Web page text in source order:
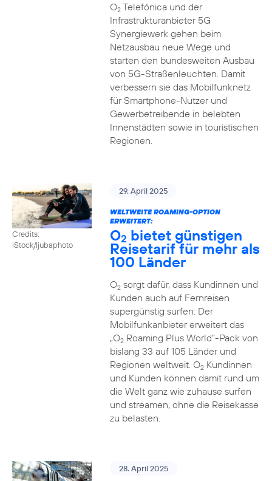
O2Telefónica und der
Infrastrukturanbieter 5G
Synergiewerk gehen beim
Netzausbau neue Wege und
starten den bundesweiten Ausbau
von 5G-Straßenleuchten. Damit
verbessern sie das Mobilfunknetz
für Smartphone-Nutzer und
Gewerbetreibende in belebten
Innenstädten sowie in touristischen
Regionen.
Credits:
iStock/ljubaphoto
29. April 2025
WELTWEITE ROAMING-OPTION
ERWEITERT:
O2 bietet günstigen
Reisetarif für mehr als
100 Länder
O2sorgt dafür, dass Kundinnen und
Kunden auch auf Fernreisen
supergünstig surfen: Der
Mobilfunkanbieter erweitert das
„O2Roaming Plus World“-Pack von
bislang 33 auf 105 Länder und
Regionen weltweit. O2Kundinnen
und Kunden können damit rund um
die Welt ganz wie zuhause surfen
und streamen, ohne die Reisekasse
zu belasten.
28. April 2025